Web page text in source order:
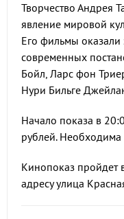
Творчество Андрея
явление мировой
Его фильмы оказали
современных
Бойл, Ларс фон
Нури Бильге
Начало показа в
рублей. Необходима
Кинопоказ пройдет
адресу улица